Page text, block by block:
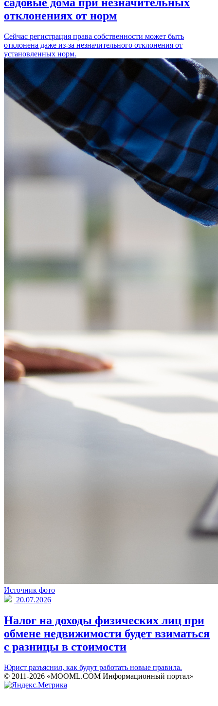
садовые дома при незначительных
отклонениях от норм
Сейчас регистрация права собственности может быть
отклонена даже из-за незначительного отклонения от
установленных норм.
Источник фото
20.07.2026
Налог на доходы физических лиц при
обмене недвижимости будет взиматься
с разницы в стоимости
Юрист разъяснил, как будут работать новые правила.
© 2011-2026 «MOOML.COM Информационный портал»